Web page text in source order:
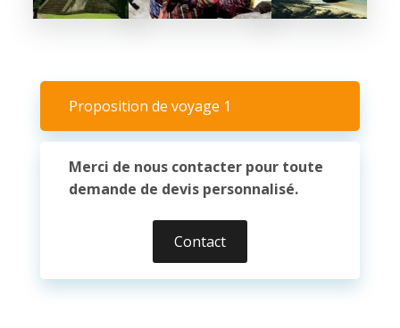
Proposition de voyage 1
Merci de nous contacter pour toute
demande de devis personnalisé.
Contact